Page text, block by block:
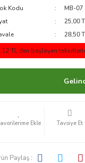
Kodu
MB-07
25,00
28,50
TL den başlayan
Tavsiye Et
Paylaş :